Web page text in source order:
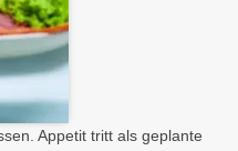
Appetit tritt als geplante